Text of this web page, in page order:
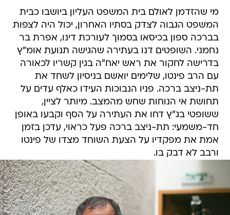
מי שהזדמן לאולם בית המשפט העליון ביושבו כבית
המשפט הגבוה לצדק בסתיו האחרון, יכול היה לצפות
בברכה ספון בכיסאו בסמוך לעורכת דינו, אפרת בר
נחמני. השופטים דנו בעתירה שהגישה תנועת אומ"ץ
בדרישה לחקור את ראש יאח"ה בגין קשריו לכאורה
עם הרב פינטו, שלימים יואשם בניסיון לשחד את
תת-ניצב ברכה. פניו הנבוכות העידו כאלף עדים על
תחושת אי הנוחות שחש מהמצב. מיותר לציין,
ששופטי בג"ץ דחו את העתירה על הסף וקבעו באופן
חד-משמעי: תת-ניצב ברכה פעל כראוי, עדכן בזמן
אמת את מפקדיו על הצעת השוחד מצדו של פינטו
ורבב לא דבק בו.